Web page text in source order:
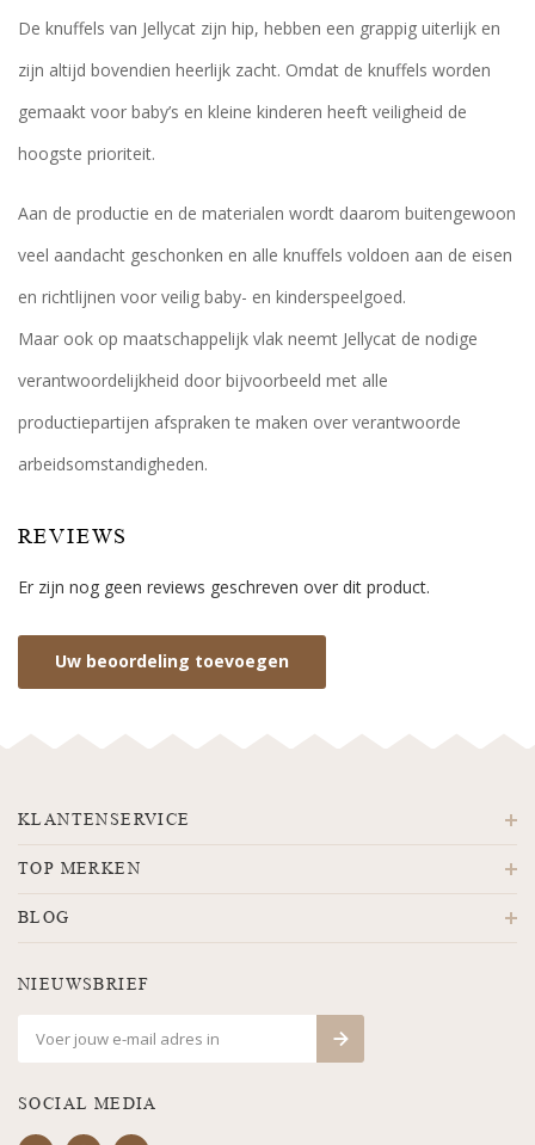
De knuffels van Jellycat zijn hip, hebben een grappig uiterlijk en
zijn altijd bovendien heerlijk zacht. Omdat de knuffels worden
gemaakt voor baby’s en kleine kinderen heeft veiligheid de
hoogste prioriteit.
Aan de productie en de materialen wordt daarom buitengewoon
veel aandacht geschonken en alle knuffels voldoen aan de eisen
en richtlijnen voor veilig baby- en kinderspeelgoed.
Maar ook op maatschappelijk vlak neemt Jellycat de nodige
verantwoordelijkheid door bijvoorbeeld met alle
productiepartijen afspraken te maken over verantwoorde
arbeidsomstandigheden.
REVIEWS
Er zijn nog geen reviews geschreven over dit product.
Uw beoordeling toevoegen
KLANTENSERVICE
TOP MERKEN
BLOG
NIEUWSBRIEF
SOCIAL MEDIA